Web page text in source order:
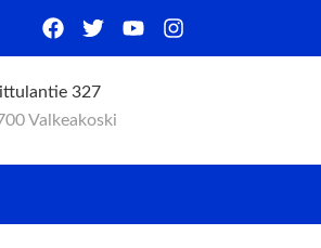
327
Valkeakoski